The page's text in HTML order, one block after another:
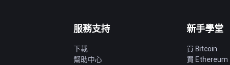
服務支持
下載
幫助中心
新手學堂
買 Bitcoin
買 Ethereum